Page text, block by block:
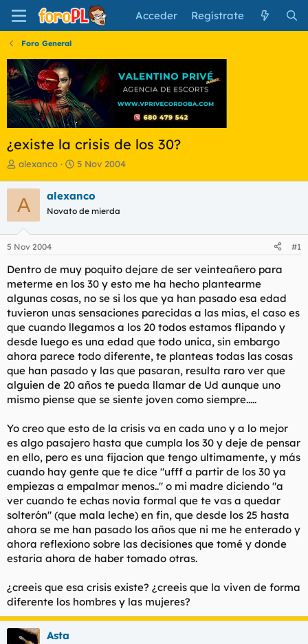
Acceder Regístrate
Foro General
¿existe la crisis de los 30?
I
i
c
i
a
d
o
d
e
l
t
e
a
alexanco
F
h
a
e
i
c
i
o
5 Nov 2004
A alexanco
Novato de mierda
5 Nov 2004 #1
Dentro de muy poquito dejare de ser veinteañero para
meterme en los 30 y esto me ha hecho plantearme
algunas cosas, no se si los que ya han pasado esa edad
tuvieron unas sensaciones parecidas a las mias, el caso es
que cuando llegamos a los 20 todos estamos flipando y
desde luego es una edad que todo unica, sin embargo
ahora parece todo diferente, te planteas todas las cosas
que han pasado y las que pasaran, resulta raro ver que
alguien de 20 años te pueda llamar de Ud aunque uno
mismo piense que se siente joven como siempre.....
Yo creo que esto de la crisis va en cada uno y a lo mejor
es algo pasajero hasta que cumpla los 30 y deje de pensar
en ello, pero es una fijacion que tengo ultimamente, y más
cuando hay gente que te dice "ufff a partir de los 30 ya
empiezas a empalmar menos.." o mi madre diciendo "a
ver cuando te echas novia formal que te vas a quedar
solterón" (que mala leche) en fin, que desde los 25 hasta
ahora se me han pasado los años que ni me he enterado y
ahora reflexiono sobre las decisiones que tomé y donde
estaria ahora de haber tomado otras.
¿creeis que esa crisis existe? ¿creeis que la viven de forma
diferente los hombres y las mujeres?
Asta